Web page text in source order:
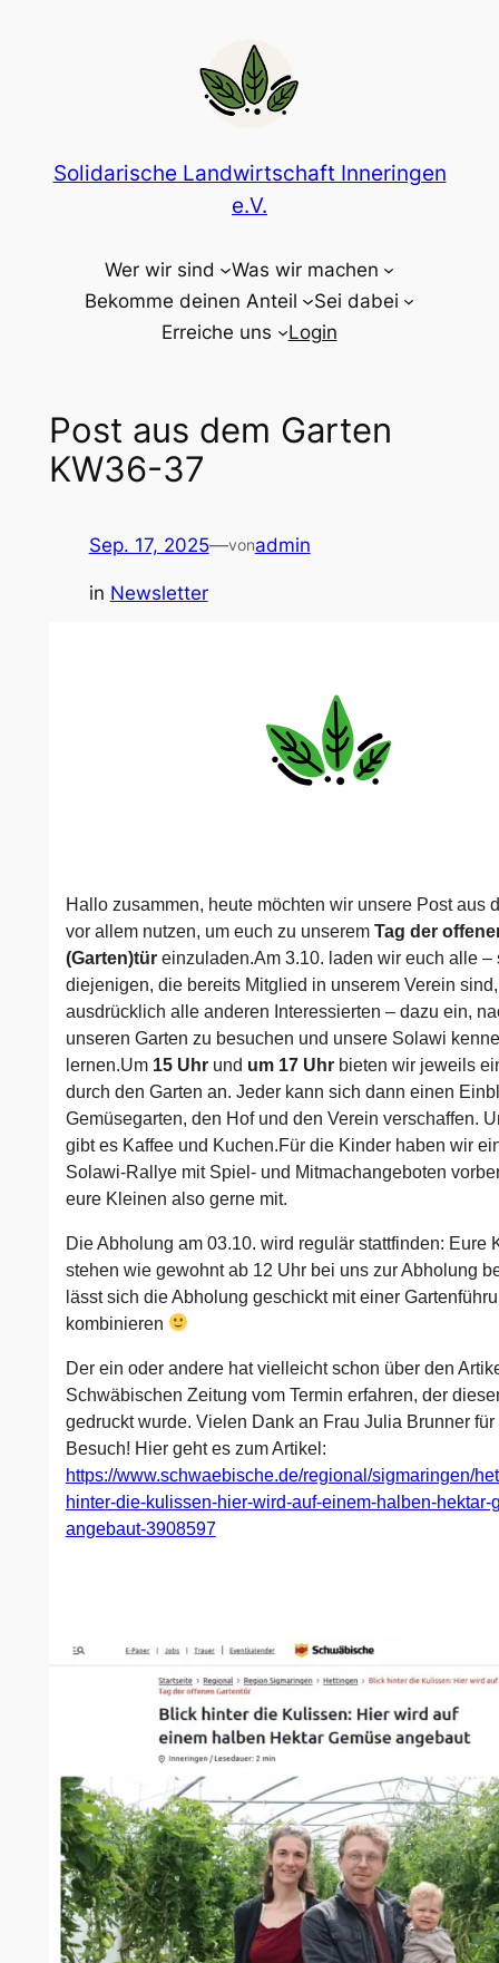
Solidarische Landwirtschaft Inneringen
e.V.
Wer wir sind
Was wir machen
Bekomme deinen Anteil
Sei dabei
Erreiche uns
Login
Post aus dem Garten
KW36-37
Sep. 17, 2025—vonadmin
in Newsletter
Hallo zusammen, heute möchten wir unsere Post aus
vor allem nutzen, um euch zu unserem Tag der
(Garten)türeinzuladen.Am 3.10. laden wir euch alle –
diejenigen, die bereits Mitglied in unserem Verein
ausdrücklich alle anderen Interessierten – dazu ein,
unseren Garten zu besuchen und unsere Solawi
lernen.Um 15 Uhrund um 17 Uhrbieten wir jeweils
durch den Garten an. Jeder kann sich dann einen
Gemüsegarten, den Hof und den Verein verschaffen.
gibt es Kaffee und Kuchen.Für die Kinder haben wir
Solawi-Rallye mit Spiel- und Mitmachangeboten
eure Kleinen also gerne mit.
Die Abholung am 03.10. wird regulär stattfinden: Eure
stehen wie gewohnt ab 12 Uhr bei uns zur Abholung
lässt sich die Abholung geschickt mit einer
kombinieren
Der ein oder andere hat vielleicht schon über den
Schwäbischen Zeitung vom Termin erfahren, der
gedruckt wurde. Vielen Dank an Frau Julia Brunner für
Besuch! Hier geht es zum Artikel:
https://www.schwaebische.de/regional/sigmaringen/
hinter-die-kulissen-hier-wird-auf-einem-halben-hektar-
angebaut-3908597